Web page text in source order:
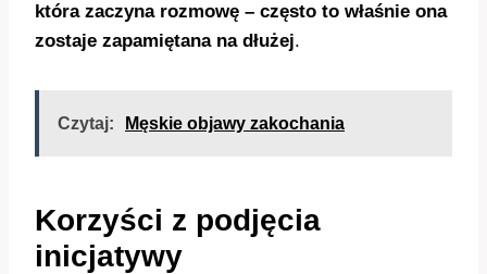
która zaczyna rozmowę – często to właśnie ona
zostaje zapamiętana na dłużej.
Czytaj: Męskie objawy zakochania
Korzyści z podjęcia
inicjatywy